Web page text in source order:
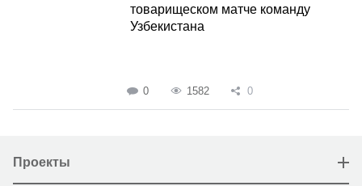
товарищеском матче команду
Узбекистана
0 1582 0
Проекты